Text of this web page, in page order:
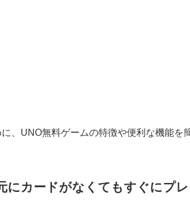
、UNO無料ゲームの特徴や便利な機能を
にカードがなくてもすぐにプ